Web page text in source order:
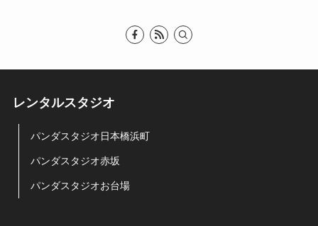
レンタルスタジオ
パンダスタジオ日本橋浜町
パンダスタジオ赤坂
パンダスタジオお台場